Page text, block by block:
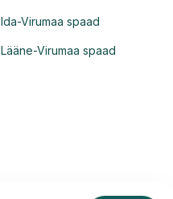
Ida-Virumaa spaad
Lääne-Virumaa spaad